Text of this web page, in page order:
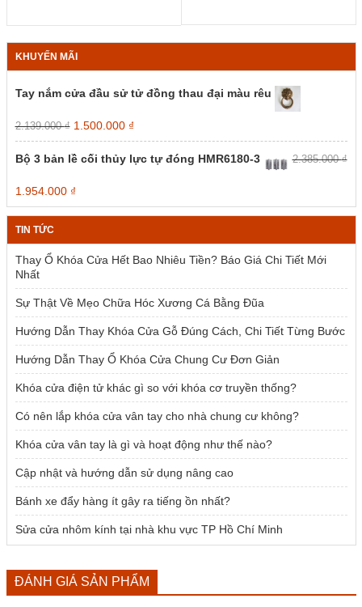
KHUYẾN MÃI
Tay nắm cửa đầu sử tử đồng thau đại màu rêu
2.139.000₫ Giá
gốc
là:
2.139.000 ₫.
1.500.000 ₫Giá
hiện
tại
là:
Bộ 3 bản lề cối thủy lực tự đóng HMR6180-3 2.385.000₫
Giá
gốc
là:
2.385.000 ₫.
1.954.000 ₫Giá
hiện
tại
1.954.000 ₫.
TIN TỨC
Thay Ổ Khóa Cửa Hết Bao Nhiêu Tiền? Báo Giá Chi Tiết Mới
Nhất
Sự Thật Về Mẹo Chữa Hóc Xương Cá Bằng Đũa
Hướng Dẫn Thay Khóa Cửa Gỗ Đúng Cách, Chi Tiết Từng Bước
Hướng Dẫn Thay Ổ Khóa Cửa Chung Cư Đơn Giản
Khóa cửa điện tử khác gì so với khóa cơ truyền thống?
Có nên lắp khóa cửa vân tay cho nhà chung cư không?
Khóa cửa vân tay là gì và hoạt động như thế nào?
Cập nhật và hướng dẫn sử dụng nâng cao
Bánh xe đẩy hàng ít gây ra tiếng ồn nhất?
Sửa cửa nhôm kính tại nhà khu vực TP Hồ Chí Minh
ĐÁNH GIÁ SẢN PHẨM